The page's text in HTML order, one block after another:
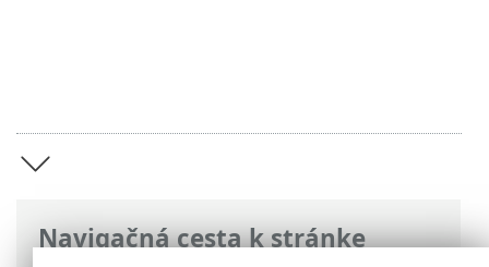
Navigačná cesta k stránke